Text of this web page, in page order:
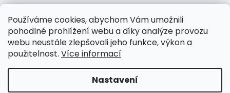
Používáme cookies, abychom Vám umožnili
pohodlné prohlížení webu a díky analýze provozu
webu neustále zlepšovali jeho funkce, výkon a
použitelnost. Více informací
Nastavení
Kontakt
disamsafety@disamsafety.cz
596 624 947
Sledujte nás na Facebooku